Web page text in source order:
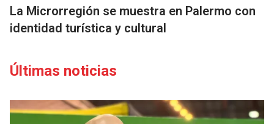
La Microrregión se muestra en Palermo con
identidad turística y cultural
Últimas noticias